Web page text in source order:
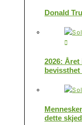
Donald
2026:
bevissthet
dette